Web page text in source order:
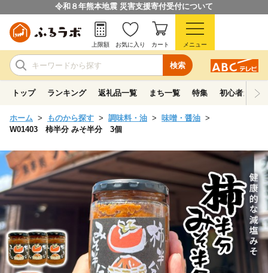
令和８年熊本地震 災害支援寄付受付について
検索
上限額 お気に入り カート メニュー
トップ ランキング 返礼品一覧 まち一覧 特集 初心者ガイド
ホーム ものから探す 調味料・油
味噌・醤油
W01403 柿半分 みそ半分 3個